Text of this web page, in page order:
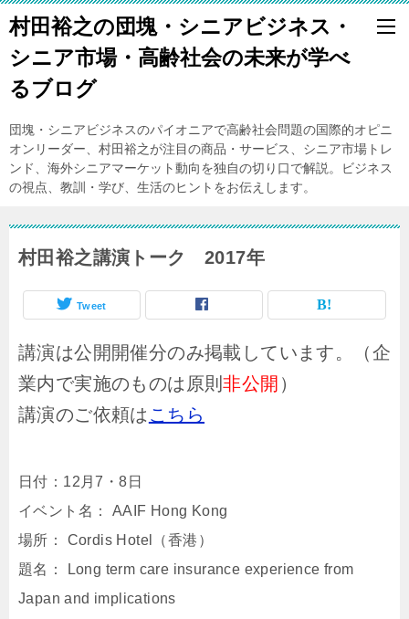
村田裕之の団塊・シニアビジネス・
シニア市場・高齢社会の未来が学べ
るブログ
団塊・シニアビジネスのパイオニアで高齢社会問題の国際的オピニ
オンリーダー、村田裕之が注目の商品・サービス、シニア市場トレ
ンド、海外シニアマーケット動向を独自の切り口で解説。ビジネス
の視点、教訓・学び、生活のヒントをお伝えします。
村田裕之講演トーク 2017年
Tweet
講演は公開開催分のみ掲載しています。（企
業内で実施のものは原則非公開 ）
講演のご依頼は こちら
日付：12月7・8日
イベント名： AAIF Hong Kong
場所： Cordis Hotel（香港）
題名： Long term care insurance experience from
Japan and implications